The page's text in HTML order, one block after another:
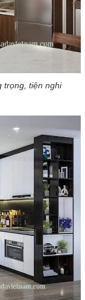
trọng, tiện nghi